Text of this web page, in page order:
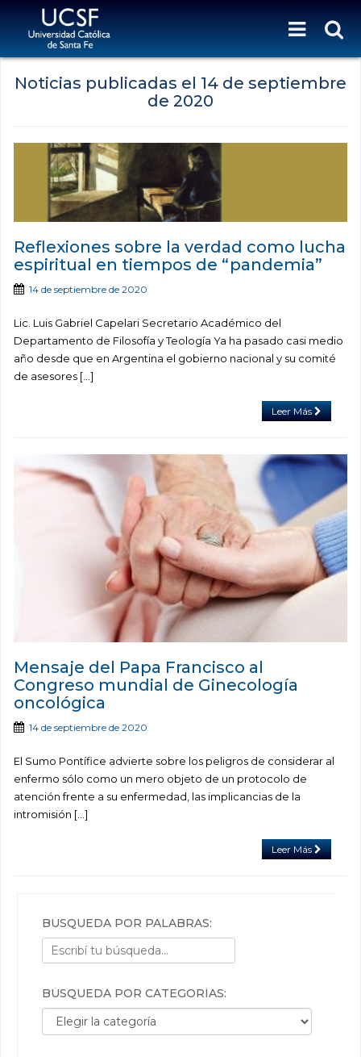
Noticias publicadas el 14 de septiembre
de 2020
Reflexiones sobre la verdad como lucha
espiritual en tiempos de “pandemia”
14 de septiembre de 2020
Lic. Luis Gabriel Capelari Secretario Académico del
Departamento de Filosofía y Teología Ya ha pasado casi medio
año desde que en Argentina el gobierno nacional y su comité
de asesores […]
Leer Más
Mensaje del Papa Francisco al
Congreso mundial de Ginecología
oncológica
14 de septiembre de 2020
El Sumo Pontífice advierte sobre los peligros de considerar al
enfermo sólo como un mero objeto de un protocolo de
atención frente a su enfermedad, las implicancias de la
intromisión […]
Leer Más
BÚSQUEDA POR PALABRAS:
BÚSQUEDA POR CATEGORÍAS:
Búsqueda por categorías: